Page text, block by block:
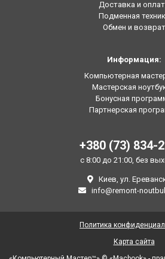
Доставка и
Подменная
Обмен и возврат
Информация:
Компьютерная
Мастерская
Бонусная
Партнерская
+380 (73) 834-
с 8:00 до 21:00, без
Киев, ул.
info@remont-
Политика
Карта сайта